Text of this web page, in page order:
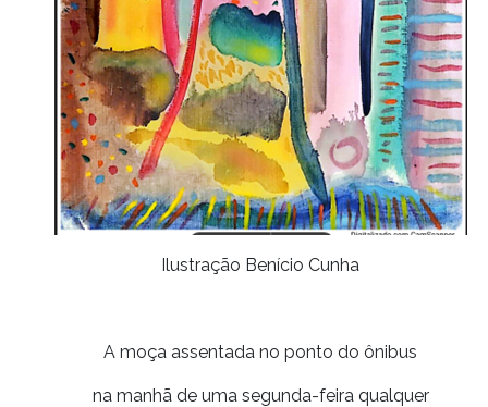
Ilustração Benício Cunha
A moça assentada no ponto do ônibus
na manhã de uma segunda-feira qualquer